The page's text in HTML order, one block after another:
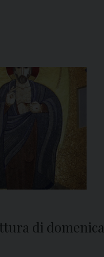
di domenica